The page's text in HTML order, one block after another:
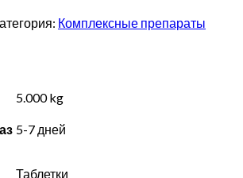
Комплексные препараты
5.000 kg
5-7 дней
Таблетки